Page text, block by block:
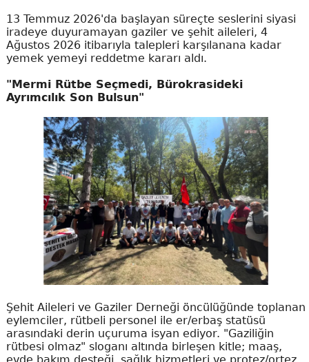
13 Temmuz 2026'da başlayan süreçte seslerini siyasi
iradeye duyuramayan gaziler ve şehit aileleri, 4
Ağustos 2026 itibarıyla talepleri karşılanana kadar
yemek yemeyi reddetme kararı aldı.
"Mermi Rütbe Seçmedi, Bürokrasideki
Ayrımcılık Son Bulsun"
Şehit Aileleri ve Gaziler Derneği öncülüğünde toplanan
eylemciler, rütbeli personel ile er/erbaş statüsü
arasındaki derin uçuruma isyan ediyor. "Gaziliğin
rütbesi olmaz" sloganı altında birleşen kitle; maaş,